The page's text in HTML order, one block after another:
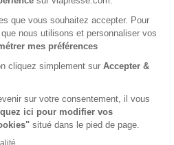
digitale offerte